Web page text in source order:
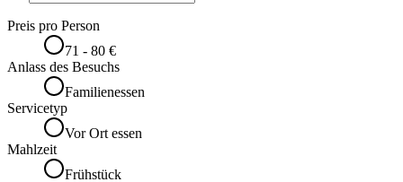
Preis pro Person
71 - 80 €
Anlass des Besuchs
Familienessen
Servicetyp
Vor Ort essen
Mahlzeit
Frühstück